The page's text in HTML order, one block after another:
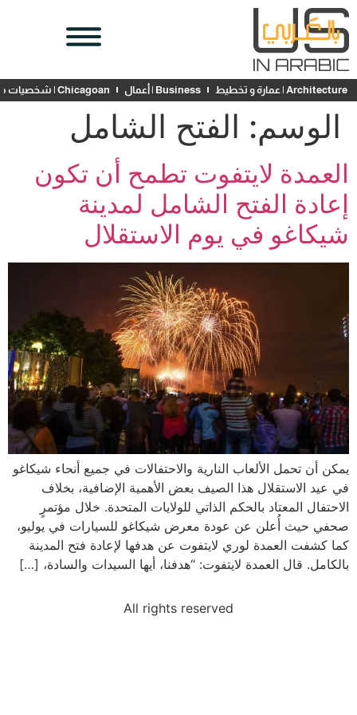
Architecture | عمارة و تخطيط Business | أعمال Chicagoan | شخصيات محلية
الوسم: الفتح الشامل
العمدة لايتفوت تطمح أن تكون
إعادة الفتح الشامل لمدينة
شيكاغو في يوم الاستقلال
يمكن أن تحمل الألعاب النارية والاحتفالات في جميع أنحاء شيكاغو
في عيد الاستقلال هذا الصيف بعض الأهمية الإضافية، بخلاف
الاحتفال المعتاد بالحكم الذاتي للولايات المتحدة. خلال مؤتمرٍ
صحفي حيث أُعلن عن عودة معرض شيكاغو للسيارات في يوليو،
كما كشفت العمدة لوري لايتفوت عن هدفها لإعادة فتح المدينة
بالكامل. قال العمدة لايتفوت: “هدفنا، أيها السيدات والسادة، […]
All rights reserved